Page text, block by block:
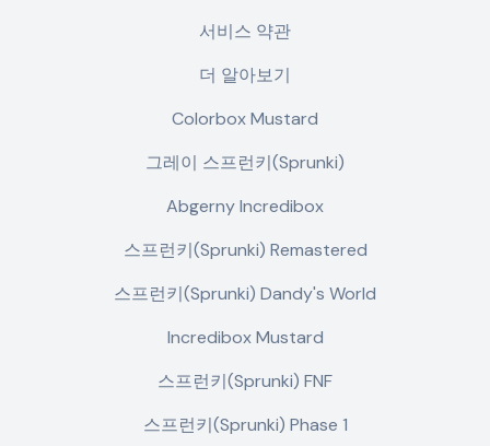
서비스 약관
더 알아보기
Colorbox Mustard
그레이 스프런키(Sprunki)
Abgerny Incredibox
스프런키(Sprunki) Remastered
스프런키(Sprunki) Dandy's World
Incredibox Mustard
스프런키(Sprunki) FNF
스프런키(Sprunki) Phase 1